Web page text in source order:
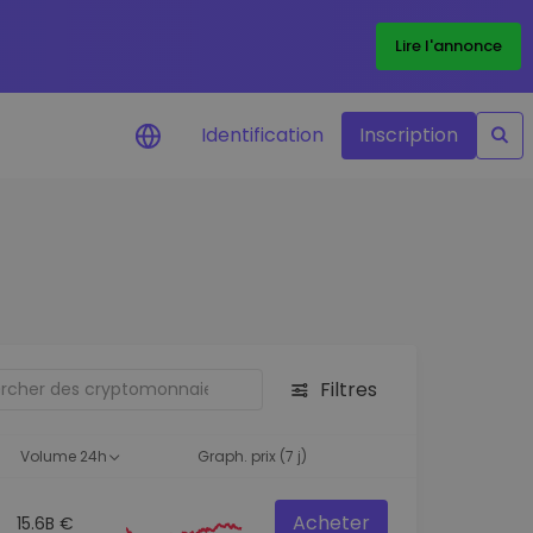
Lire l'annonce
d'investissement
Des informations pertinentes pour
Identification Inscription
Filtres
Volume 24h Graph. prix (7 j)
15.6B € Acheter